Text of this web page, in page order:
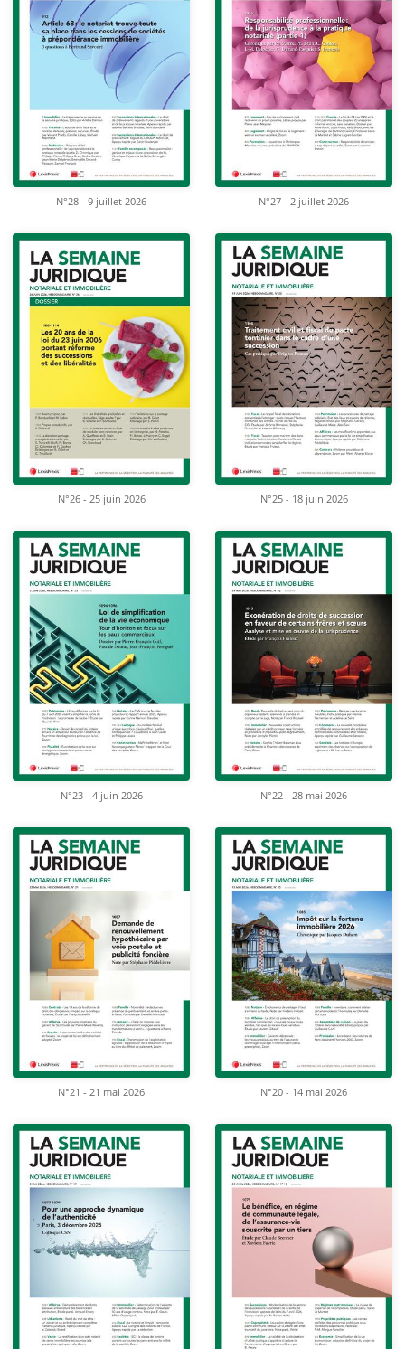
N°28 - 9 juillet 2026 N°27 - 2 juillet 2026
N°26 - 25 juin 2026 N°25 - 18 juin 2026
N°23 - 4 juin 2026 N°22 - 28 mai 2026
N°21 - 21 mai 2026 N°20 - 14 mai 2026